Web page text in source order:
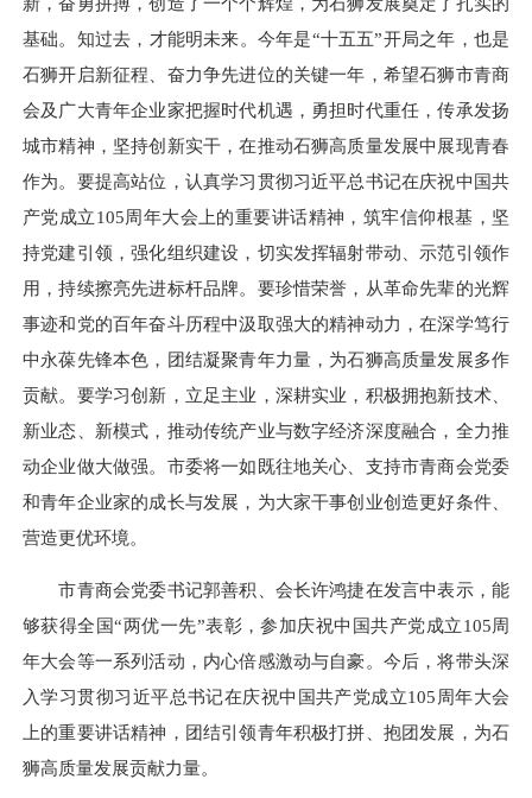
基础。知过去，才能明未来。今年是“十五五”开局之年，也是
石狮开启新征程、奋力争先进位的关键一年，希望石狮市青商
会及广大青年企业家把握时代机遇，勇担时代重任，传承发扬
城市精神，坚持创新实干，在推动石狮高质量发展中展现青春
作为。要提高站位，认真学习贯彻习近平总书记在庆祝中国共
产党成立105周年大会上的重要讲话精神，筑牢信仰根基，坚
持党建引领，强化组织建设，切实发挥辐射带动、示范引领作
用，持续擦亮先进标杆品牌。要珍惜荣誉，从革命先辈的光辉
事迹和党的百年奋斗历程中汲取强大的精神动力，在深学笃行
中永葆先锋本色，团结凝聚青年力量，为石狮高质量发展多作
贡献。要学习创新，立足主业，深耕实业，积极拥抱新技术、
新业态、新模式，推动传统产业与数字经济深度融合，全力推
动企业做大做强。市委将一如既往地关心、支持市青商会党委
和青年企业家的成长与发展，为大家干事创业创造更好条件、
营造更优环境。
市青商会党委书记郭善积、会长许鸿捷在发言中表示，能
够获得全国“两优一先”表彰，参加庆祝中国共产党成立105周
年大会等一系列活动，内心倍感激动与自豪。今后，将带头深
入学习贯彻习近平总书记在庆祝中国共产党成立105周年大会
上的重要讲话精神，团结引领青年积极打拼、抱团发展，为石
狮高质量发展贡献力量。